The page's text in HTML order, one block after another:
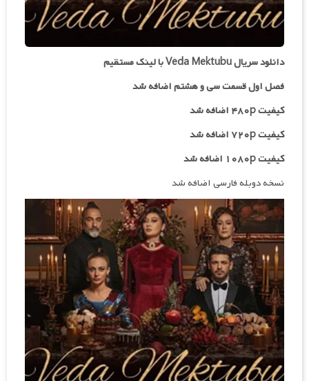
دانلود سریال Veda Mektubu با لینک مستقیم
فصل اول قسمت سی و هشتم اضافه شد
کیفیت ۴۸۰p اضافه شد
کیفیت ۷۲۰p
اضافه شد
کیفیت ۱۰۸۰p اضافه شد
نسخه دوبله فارسی اضافه شد